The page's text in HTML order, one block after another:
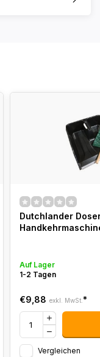
Dutchlander
Auf Lager
1-2 Tagen
€9,88 exkl. MwSt.*
Vergleichen